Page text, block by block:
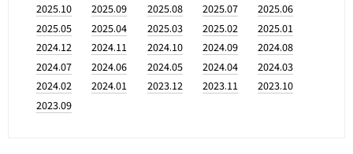
2025.10
2025.09 2025.08 2025.07
2025.06
2025.05
2025.04 2025.03 2025.02
2025.01
2024.12
2024.11 2024.10 2024.09
2024.08
2024.07
2024.06 2024.05 2024.04
2024.03
2024.02
2024.01 2023.12 2023.11
2023.10
2023.09